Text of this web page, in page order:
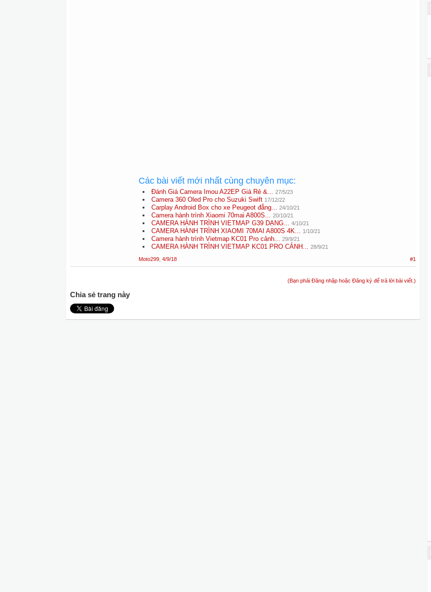
Các bài viết mới nhất cùng chuyên mục:
Đánh Giá Camera Imou A22EP Giá Rẻ &... 27/5/23
Camera 360 Oled Pro cho Suzuki Swift 17/12/22
Carplay Android Box cho xe Peugeot đẳng... 24/10/21
Camera hành trình Xiaomi 70mai A800S... 20/10/21
CAMERA HÀNH TRÌNH VIETMAP G39 DẠNG... 4/10/21
CAMERA HÀNH TRÌNH XIAOMI 70MAI A800S 4K... 1/10/21
Camera hành trình Vietmap KC01 Pro cảnh... 29/9/21
CAMERA HÀNH TRÌNH VIETMAP KC01 PRO CẢNH... 28/9/21
Moto299 4/9/18 #1
(Bạn phải Đăng nhập hoặc Đăng ký để trả lời bài viết.)
Chia sẻ trang này